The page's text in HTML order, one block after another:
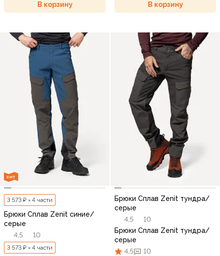
В корзину В корзину
ХИТ
3 573 ₽ × 4 части
Брюки Сплав Zenit синие/
серые
4,5
10
3 573 ₽ × 4 части
Брюки Сплав Zenit тундра/
серые
4,5
10
Брюки Сплав Zenit тундра/
серые
4,5
10